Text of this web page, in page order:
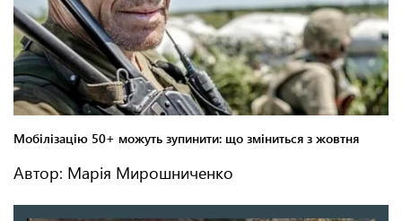
Автор: Марія Мирошниченко